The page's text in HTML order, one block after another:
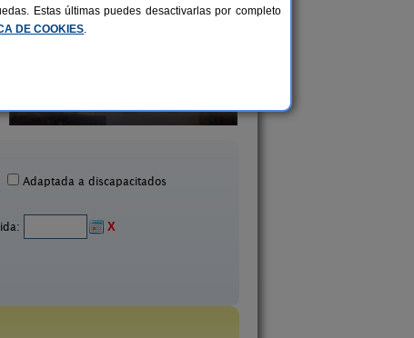
Adaptada a discapacitados
X
Estas últimas puedes desactivarlas por completo
DE COOKIES.